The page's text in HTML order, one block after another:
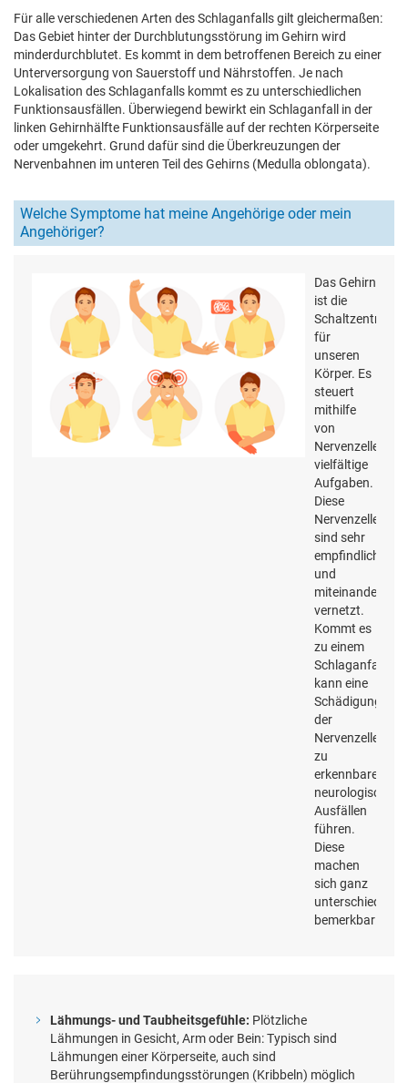
Für alle verschiedenen Arten des Schlaganfalls gilt gleichermaßen:
Das Gebiet hinter der Durchblutungsstörung im Gehirn wird
minderdurchblutet. Es kommt in dem betroffenen Bereich zu einer
Unterversorgung von Sauerstoff und Nährstoffen. Je nach
Lokalisation des Schlaganfalls kommt es zu unterschiedlichen
Funktionsausfällen. Überwiegend bewirkt ein Schlaganfall in der
linken Gehirnhälfte Funktionsausfälle auf der rechten Körperseite
oder umgekehrt. Grund dafür sind die Überkreuzungen der
Nervenbahnen im unteren Teil des Gehirns (Medulla oblongata).
Welche Symptome hat meine Angehörige oder mein
Angehöriger?
Das Gehirn
ist die
Schaltzentrale
für
unseren
Körper. Es
steuert
mithilfe
von
Nervenzellen
vielfältige
Aufgaben.
Diese
Nervenzellen
sind sehr
empfindlich
und
miteinander
vernetzt.
Kommt es
zu einem
Schlaganfall,
kann eine
Schädigung
der
Nervenzellen
zu
erkennbaren
neurologischen
Ausfällen
führen.
Diese
machen
sich ganz
unterschiedlich
bemerkbar:
Lähmungs- und Taubheitsgefühle: Plötzliche
Lähmungen in Gesicht, Arm oder Bein: Typisch sind
Lähmungen einer Körperseite, auch sind
Berührungsempfindungsstörungen (Kribbeln) möglich